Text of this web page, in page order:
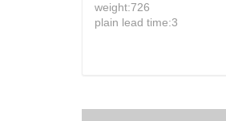
weight:726
plain lead time:3